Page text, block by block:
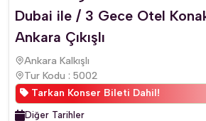
Dubai ile / 3 Gece Otel
Ankara Çıkışlı
Ankara Kalkışlı
Tur Kodu : 5002
Tarkan Konser Bileti Dahil!
Diğer Tarihler